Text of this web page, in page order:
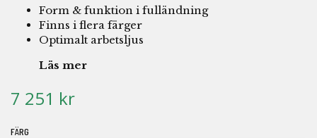
Form & funktion i fulländning
Finns i flera färger
Optimalt arbetsljus
Läs mer
7 251 kr
FÄRG